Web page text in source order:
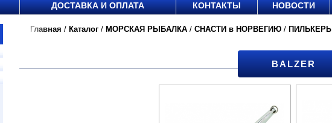
ДОСТАВКА И ОПЛАТА КОНТАКТЫ НОВОСТИ
Главная / Каталог / МОРСКАЯ РЫБАЛКА / СНАСТИ в НОРВЕГИЮ / ПИЛЬКЕРЫ
BALZER